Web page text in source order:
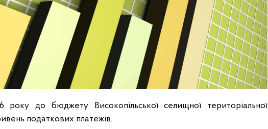
року до бюджету Високопільської селищної територіальної
податкових платежів.